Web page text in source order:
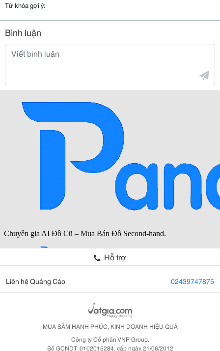
Từ khóa gợi ý:
Bình luận
Hỗ trợ
Liên hệ Quảng Cáo 02439747875
MUA SẮM HẠNH PHÚC, KINH DOANH HIỆU QUẢ
Công ty Cổ phần VNP Group.
Số GCNDT: 0102015284, cấp ngày 21/06/2012